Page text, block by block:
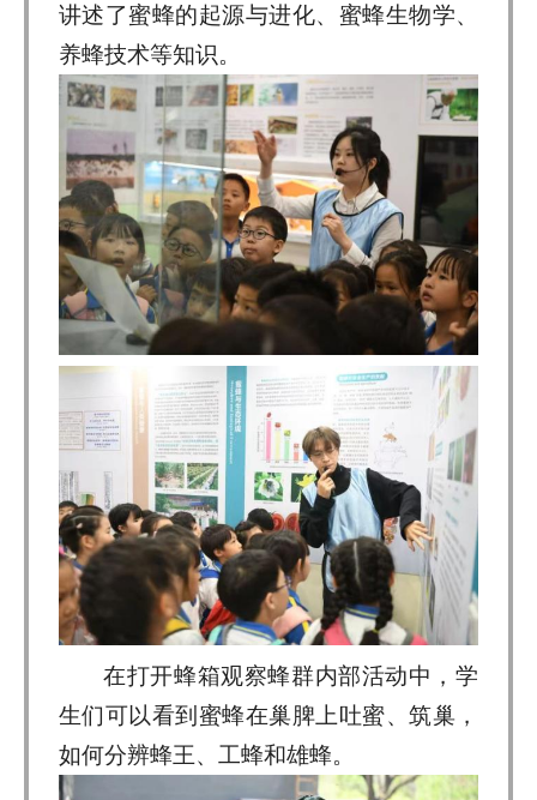
讲述了蜜蜂的起源与进化、蜜蜂生物学、
养蜂技术等知识。
在打开蜂箱观察蜂群内部活动中，学
生们可以看到蜜蜂在巢脾上吐蜜、筑巢，
如何分辨蜂王、工蜂和雄蜂。